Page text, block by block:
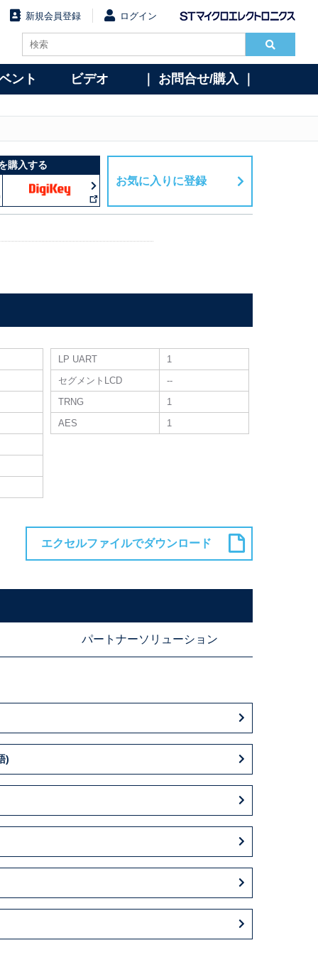
新規会員登録 ログイン
ント ビデオ ｜ お問合せ/購入 ｜
購入する
お気に入りに登録
LP UART
1
セグメントLCD
--
TRNG
1
AES
1
パートナーソリューション
)